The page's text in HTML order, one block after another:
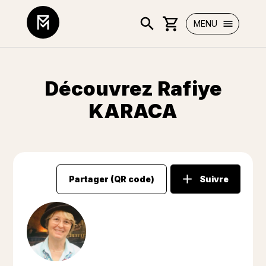
MENU
Découvrez Rafiye
KARACA
Partager (QR code) Suivre